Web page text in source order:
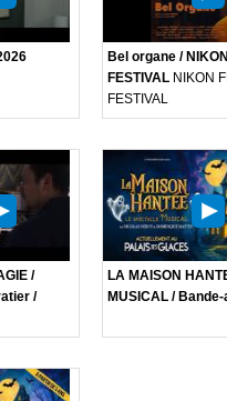
Bel organe /
FESTIVAL NIKON
FESTIVAL
/
/
LA MAISON
MUSICAL /